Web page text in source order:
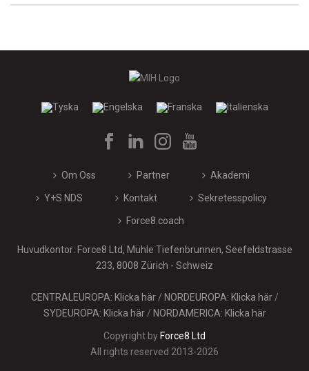
Om Oss Partner Akademi
Y+S NDS Kontakt Sekretesspolicy
Force8.coach
Huvudkontor: Force8 Ltd, Mühle Tiefenbrunnen, Seefeldstrasse
233, 8008 Zürich - Schweiz
CENTRALEUROPA: Klicka här/ NORDEUROPA: Klicka här/
SYDEUROPA: Klicka här/ NORDAMERICA: Klicka här
Copyright by Force8 Ltd
All rights reserved 2013-2026